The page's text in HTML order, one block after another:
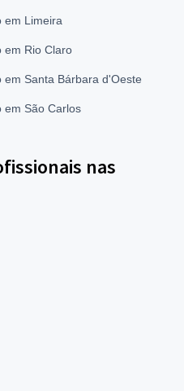
em Limeira
em Rio Claro
Santa Bárbara d'Oeste
em São Carlos
nas